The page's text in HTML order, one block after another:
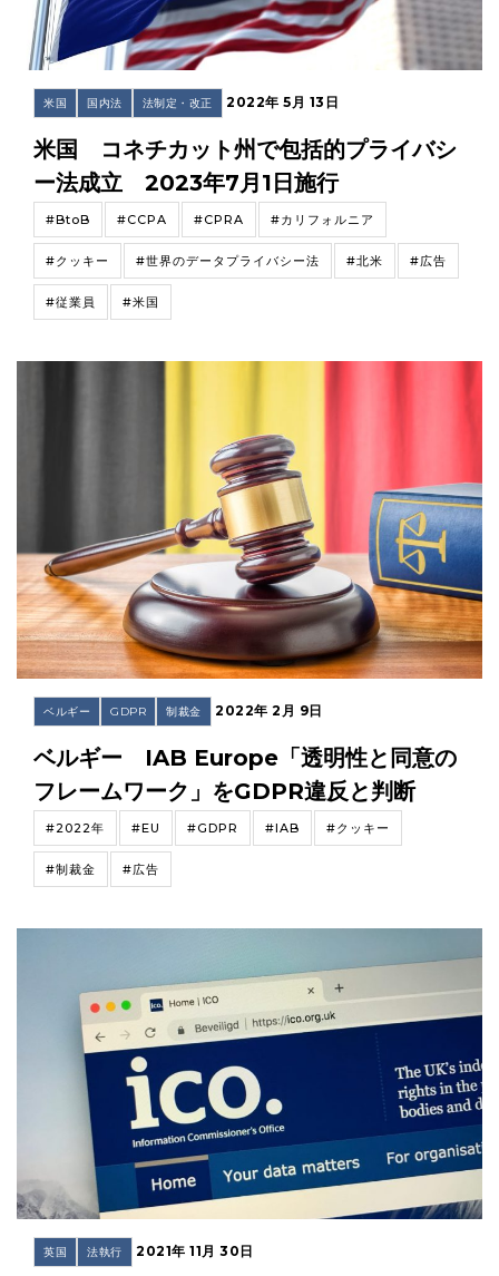
米国 国内法 法制定・改正 2022年 5月 13日
米国 コネチカット州で包括的プライバシ
ー法成立 2023年7月1日施行
#BtoB #CCPA #CPRA #カリフォルニア
#クッキー #世界のデータプライバシー法 #北米 #広告
#従業員 #米国
ベルギー GDPR 制裁金 2022年 2月 9日
ベルギー IAB Europe「透明性と同意の
フレームワーク」をGDPR違反と判断
#2022年 #EU #GDPR #IAB #クッキー
#制裁金 #広告
英国 法執行 2021年 11月 30日